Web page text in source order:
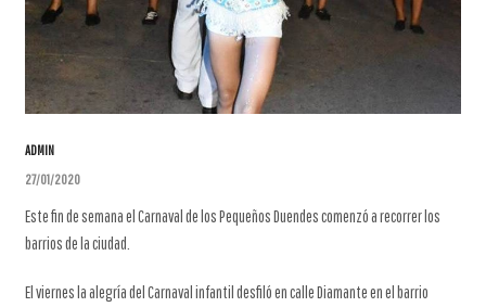
ADMIN
27/01/2020
Este fin de semana el Carnaval de los Pequeños Duendes comenzó a recorrer los
barrios de la ciudad.
El viernes la alegría del Carnaval infantil desfiló en calle Diamante en el barrio